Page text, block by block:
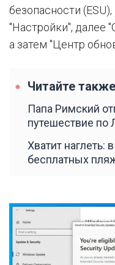
безопасности
"Настройки", далее
а затем "Центр
Читайте также
Папа Римский
путешествие по
Хватит наглеть:
бесплатных